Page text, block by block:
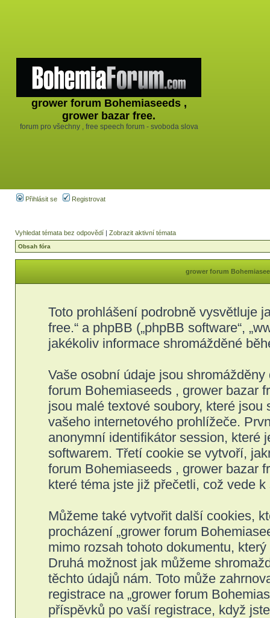
grower forum Bohemiaseeds ,
grower bazar free.
forum pro všechny , free speech forum - svoboda slova
Přihlásit se Registrovat
Vyhledat témata bez odpovědí | Zobrazit aktivní témata
Obsah fóra
grower forum
Toto prohlášení podrobně vysvětluje
free.“ a phpBB („phpBB software“,
jakékoliv informace shromážděné
Vaše osobní údaje jsou
forum Bohemiaseeds , grower bazar
jsou malé textové soubory, které
vašeho internetového prohlížeče.
anonymní identifikátor session, které
softwarem. Třetí cookie se vytvoří,
forum Bohemiaseeds , grower bazar
které téma jste již přečetli, což vede
Můžeme také vytvořit další cookies,
procházení „grower forum
mimo rozsah tohoto dokumentu,
Druhá možnost jak můžeme
těchto údajů nám. Toto může
registrace na „grower forum
příspěvků po vaší registrace, když